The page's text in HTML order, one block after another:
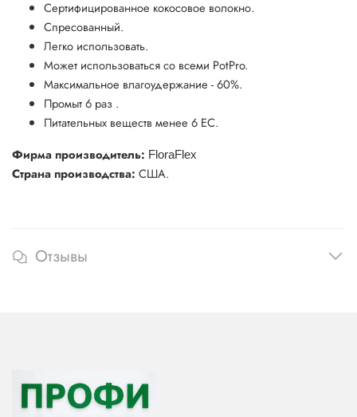
Сертифицированное кокосовое волокно.
Спресованный.
Легко использовать.
Может использоваться со всеми PotPro.
Максимальное влагоудержание - 60%.
Промыт 6 раз .
Питательных веществ менее 6 ЕС.
Фирма производитель: FloraFlex
Страна производства: США.
Отзывы